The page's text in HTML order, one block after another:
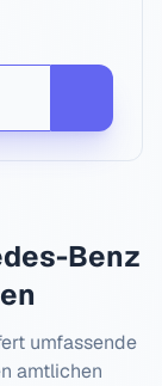
Benz
umfassende
amtlichen